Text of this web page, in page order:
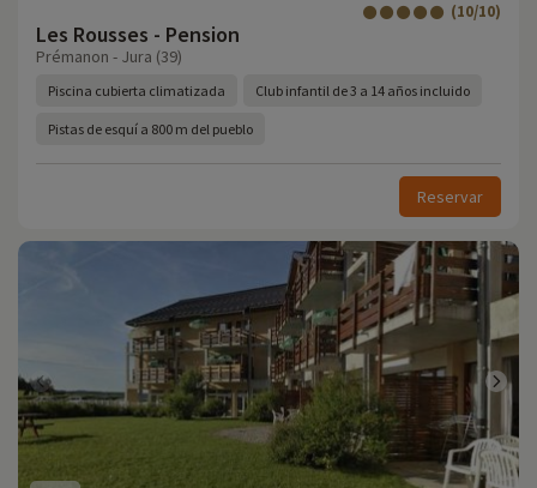
Les Rousses - Pension
(10/10)
Prémanon - Jura (39)
Piscina cubierta climatizada Club infantil de 3 a 14 años incluido
Pistas de esquí a 800 m del pueblo
Reservar